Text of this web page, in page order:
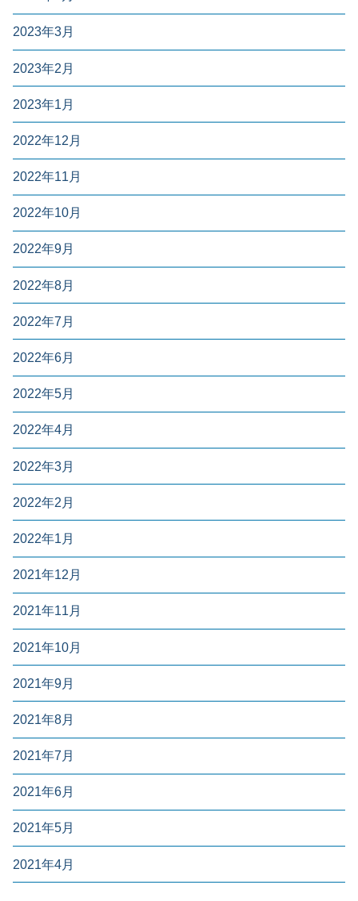
2023年3月
2023年2月
2023年1月
2022年12月
2022年11月
2022年10月
2022年9月
2022年8月
2022年7月
2022年6月
2022年5月
2022年4月
2022年3月
2022年2月
2022年1月
2021年12月
2021年11月
2021年10月
2021年9月
2021年8月
2021年7月
2021年6月
2021年5月
2021年4月